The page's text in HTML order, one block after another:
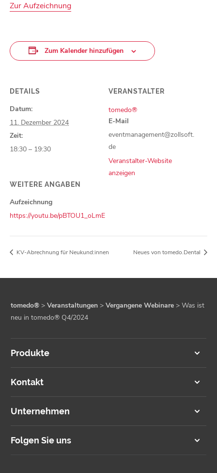
Zur Aufzeichnung
Zum Kalender hinzufügen
DETAILS
Datum:
11. Dezember 2024
Zeit:
18:30 – 19:30
VERANSTALTER
tomedo®
E-Mail
eventmanagement@zollsoft.
de
Veranstalter-Website
anzeigen
WEITERE ANGABEN
Aufzeichnung
https://youtu.be/pBTOU1_oLmE
KV-Abrechnung für Neukund:innen Neues von tomedo.Dental
tomedo® >Veranstaltungen >Vergangene Webinare >Was ist
neu in tomedo® Q4/2024
Produkte
Kontakt
Unternehmen
Folgen Sie uns